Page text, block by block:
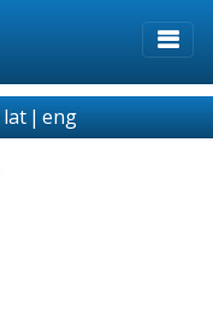
lat|eng